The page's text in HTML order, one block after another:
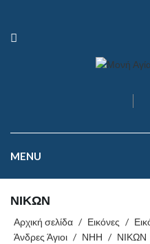
MENU
ΝΙΚΩΝ
Αρχική σελίδα / Εικόνες /
Άνδρες Άγιοι / ΝΗΗ / ΝΙΚΩΝ